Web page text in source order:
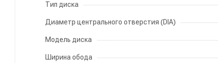
Тип диска
Диаметр центрального отверстия (DIA)
Модель диска
Ширина обода